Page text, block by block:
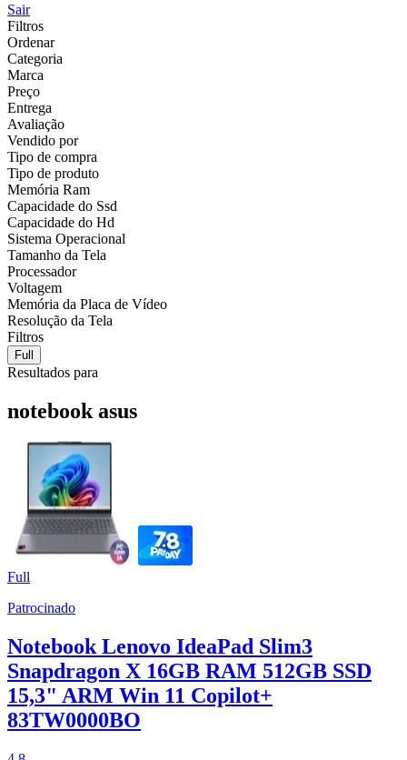
Sair
Filtros
Ordenar
Categoria
Marca
Preço
Entrega
Avaliação
Vendido por
Tipo de compra
Tipo de produto
Memória Ram
Capacidade do Ssd
Capacidade do Hd
Sistema Operacional
Tamanho da Tela
Processador
Voltagem
Memória da Placa de Vídeo
Resolução da Tela
Filtros
Full
Resultados para
notebook asus
Full
Patrocinado
Notebook Lenovo IdeaPad Slim3
Snapdragon X 16GB RAM 512GB SSD
15,3" ARM Win 11 Copilot+
83TW0000BO